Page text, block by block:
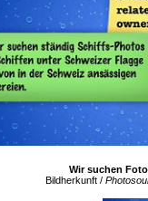
Wir suchen
Bildherkunft /